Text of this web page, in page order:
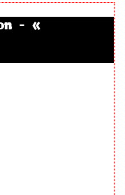
:
28
+
28
Plus
Tard
- «